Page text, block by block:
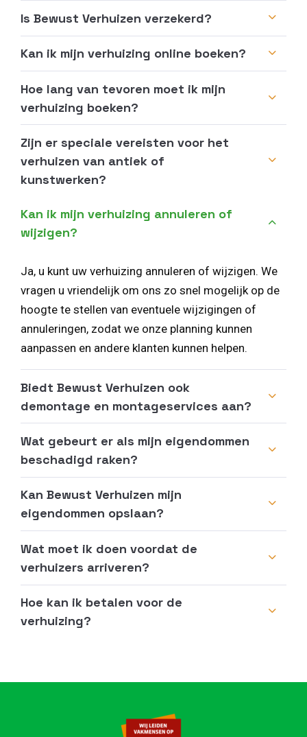
Is Bewust Verhuizen verzekerd?
Kan ik mijn verhuizing online boeken?
Hoe lang van tevoren moet ik mijn
verhuizing boeken?
Zijn er speciale vereisten voor het
verhuizen van antiek of
kunstwerken?
Kan ik mijn verhuizing annuleren of
wijzigen?
Ja, u kunt uw verhuizing annuleren of wijzigen. We
vragen u vriendelijk om ons zo snel mogelijk op de
hoogte te stellen van eventuele wijzigingen of
annuleringen, zodat we onze planning kunnen
aanpassen en andere klanten kunnen helpen.
Biedt Bewust Verhuizen ook
demontage en montageservices aan?
Wat gebeurt er als mijn eigendommen
beschadigd raken?
Kan Bewust Verhuizen mijn
eigendommen opslaan?
Wat moet ik doen voordat de
verhuizers arriveren?
Hoe kan ik betalen voor de
verhuizing?